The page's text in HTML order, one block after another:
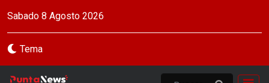
Sabado 8 Agosto 2026
Tema